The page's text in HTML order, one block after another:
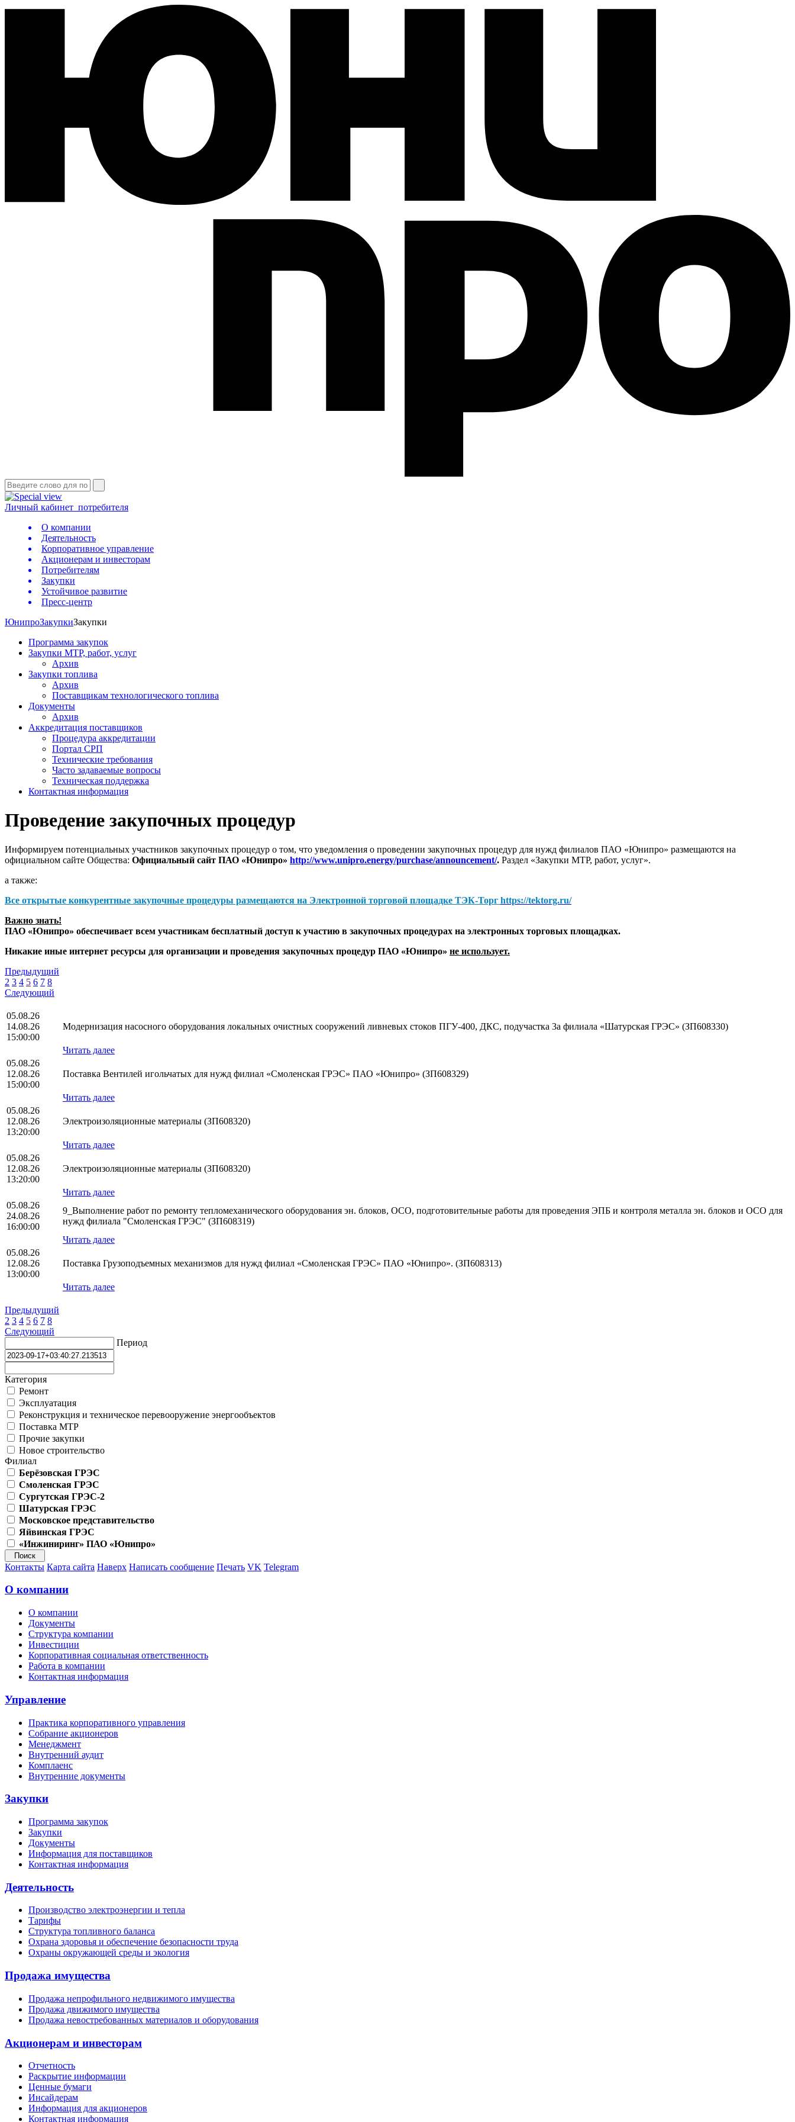
Личный кабинет потребителя
О компании
Деятельность
Корпоративное управление
Акционерам и инвесторам
Потребителям
Закупки
Устойчивое развитие
Пресс-центр
ЮнипроЗакупкиЗакупки
Программа закупок
Закупки МТР, работ, услуг
Архив
Закупки топлива
Архив
Поставщикам технологического топлива
Документы
Архив
Аккредитация поставщиков
Процедура аккредитации
Портал СРП
Технические требования
Часто задаваемые вопросы
Техническая поддержка
Контактная информация
Проведение закупочных процедур
Информируем потенциальных участников закупочных процедур о том, что уведомления о проведении закупочных процедур для нужд филиалов ПАО «Юнипро» размещаются на
официальном сайте Общества: Официальный сайт ПАО «Юнипро» http://www.unipro.energy/purchase/announcement/. Раздел «Закупки МТР, работ, услуг».
а также:
Все открытые конкурентные закупочные процедуры размещаются на Электронной торговой площадке ТЭК-Торг https://tektorg.ru/
Важно знать!
ПАО «Юнипро» обеспечивает всем участникам бесплатный доступ к участию в закупочных процедурах на электронных торговых площадках.
Никакие иные интернет ресурсы для организации и проведения закупочных процедур ПАО «Юнипро» не использует.
Предыдущий
2 3 4 5 6 7 8
Следующий
05.08.26
14.08.26
15:00:00
Модернизация насосного оборудования локальных очистных сооружений ливневых стоков ПГУ-400, ДКС, подучастка 3а филиала «Шатурская ГРЭС» (ЗП608330)
Читать далее
05.08.26
12.08.26
15:00:00
Поставка Вентилей игольчатых для нужд филиал «Смоленская ГРЭС» ПАО «Юнипро» (ЗП608329)
Читать далее
05.08.26
12.08.26
13:20:00
Электроизоляционные материалы (ЗП608320)
Читать далее
05.08.26
12.08.26
13:20:00
Электроизоляционные материалы (ЗП608320)
Читать далее
05.08.26
24.08.26
16:00:00
9_Выполнение работ по ремонту тепломеханического оборудования эн. блоков, ОСО, подготовительные работы для проведения ЭПБ и контроля металла эн. блоков и ОСО для
нужд филиала "Смоленская ГРЭС" (ЗП608319)
Читать далее
05.08.26
12.08.26
13:00:00
Поставка Грузоподъемных механизмов для нужд филиал «Смоленская ГРЭС» ПАО «Юнипро». (ЗП608313)
Читать далее
Предыдущий
2 3 4 5 6 7 8
Следующий
Период
Категория
Ремонт
Эксплуатация
Реконструкция и техническое перевооружение энергообъектов
Поставка МТР
Прочие закупки
Новое строительство
Филиал
Берёзовская ГРЭС
Смоленская ГРЭС
Сургутская ГРЭС-2
Шатурская ГРЭС
Московское представительство
Яйвинская ГРЭС
«Инжиниринг» ПАО «Юнипро»
Контакты Карта сайта Наверх Написать сообщение Печать VK Telegram
О компании
О компании
Документы
Структура компании
Инвестиции
Корпоративная социальная ответственность
Работа в компании
Контактная информация
Управление
Практика корпоративного управления
Собрание акционеров
Менеджмент
Внутренний аудит
Комплаенс
Внутренние документы
Закупки
Программа закупок
Закупки
Документы
Информация для поставщиков
Контактная информация
Деятельность
Производство электроэнергии и тепла
Тарифы
Структура топливного баланса
Охрана здоровья и обеспечение безопасности труда
Охраны окружающей среды и экология
Продажа имущества
Продажа непрофильного недвижимого имущества
Продажа движимого имущества
Продажа невостребованных материалов и оборудования
Акционерам и инвесторам
Отчетность
Раскрытие информации
Ценные бумаги
Инсайдерам
Информация для акционеров
Контактная информация